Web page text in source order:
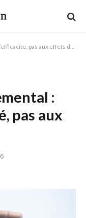
pas aux effets d’annonce
:
pas aux